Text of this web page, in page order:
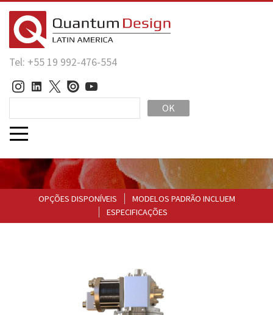
Tel: +55 19 992-476-554
OK
OPÇÕES DISPONÍVEIS
MODELOS PADRÃO INCLUEM
ESPECIFICAÇÕES